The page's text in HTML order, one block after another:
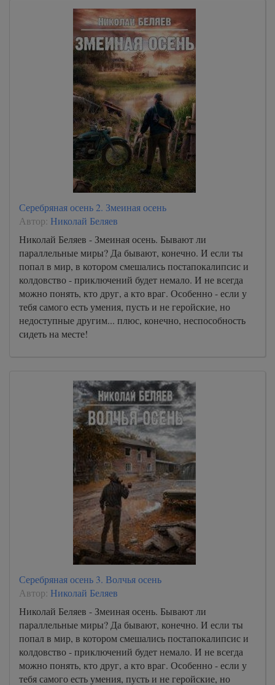
Серебряная осень 2. Змеиная осень
Автор: Николай Беляев
Николай Беляев - Змеиная осень. Бывают ли
параллельные миры? Да бывают, конечно. И если ты
попал в мир, в котором смешались постапокалипсис и
колдовство - приключений будет немало. И не всегда
можно понять, кто друг, а кто враг. Особенно - если у
тебя самого есть умения, пусть и не геройские, но
недоступные другим... плюс, конечно, неспособность
сидеть на месте!
Серебряная осень 3. Волчья осень
Автор: Николай Беляев
Николай Беляев - Змеиная осень. Бывают ли
параллельные миры? Да бывают, конечно. И если ты
попал в мир, в котором смешались постапокалипсис и
колдовство - приключений будет немало. И не всегда
можно понять, кто друг, а кто враг. Особенно - если у
тебя самого есть умения, пусть и не геройские, но